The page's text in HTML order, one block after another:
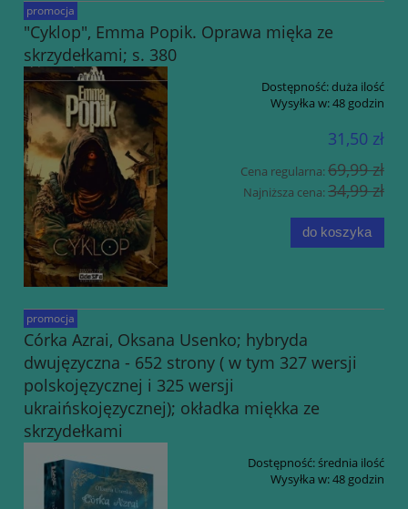
"Cyklop", Emma Popik. Oprawa mięka ze
skrzydełkami; s. 380
Dostępność:duża ilość
Wysyłka w:48 godzin
31,50 zł
Cena regularna: 69,99 zł
Najniższa cena: 34,99 zł
do koszyka
promocja
Córka Azrai, Oksana Usenko; hybryda
dwujęzyczna - 652 strony ( w tym 327 wersji
polskojęzycznej i 325 wersji
ukraińskojęzycznej); okładka miękka ze
skrzydełkami
Dostępność:średnia ilość
Wysyłka w:48 godzin
promocja